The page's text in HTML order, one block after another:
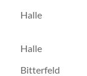
Halle
Halle
Bitterfeld